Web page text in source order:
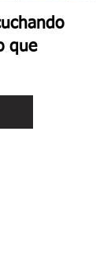
que